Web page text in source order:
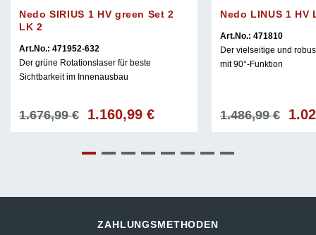
Nedo SIRIUS 1 HV green Set 2
LK 2
Art.No.: 471952-632
Der grüne Rotationslaser für beste
Sichtbarkeit im Innenausbau
1.676,99€
Ursprünglicher
1.160,99 €Aktueller
Nedo LINUS 1 HV
Art.No.: 471810
Der vielseitige und
mit 90°-Funktion
1.486,99€
ZAHLUNGSMETHODEN